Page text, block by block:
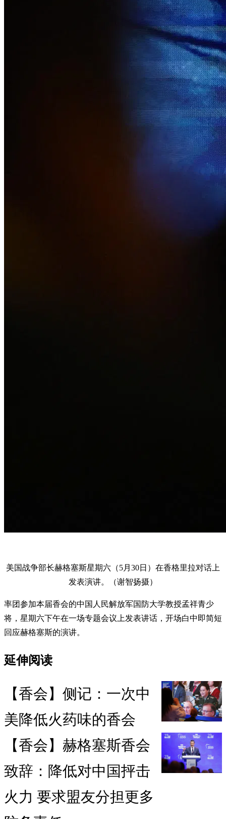
美国战争部长赫格塞斯星期六（5月30日）在香格里拉对话上
发表演讲。（谢智扬摄）
率团参加本届香会的中国人民解放军国防大学教授孟祥青少
将，星期六下午在一场专题会议上发表讲话，开场白中即简短
回应赫格塞斯的演讲。
延伸阅读
【香会】侧记：一次中
美降低火药味的香会
【香会】赫格塞斯香会
致辞：降低对中国抨击
火力 要求盟友分担更多